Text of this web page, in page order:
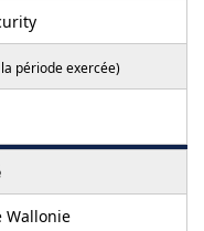
période exercée)
Wallonie